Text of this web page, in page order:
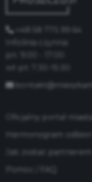
+48 58 775 99 64
Infolinia czynna:
Oficjalny portal
Harmonogram
Jak zostać partnerem